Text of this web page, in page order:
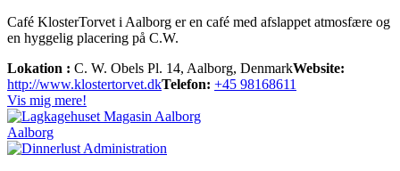
Café KlosterTorvet i Aalborg er en café med afslappet atmosfære og
en hyggelig placering på C.W.
Lokation : C. W. Obels Pl. 14, Aalborg, DenmarkWebsite:
http://www.klostertorvet.dkTelefon: +45 98168611
Vis mig mere!
Aalborg